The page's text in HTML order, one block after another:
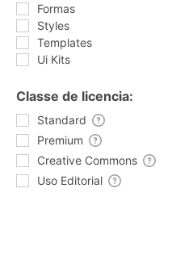
Formas
Styles
Templates
Ui Kits
Classe de licencia:
Standard
Premium
Creative Commons
Uso Editorial